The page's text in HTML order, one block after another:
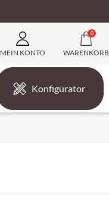
MEIN KONTO
0
WARENKORB
Konfigurator